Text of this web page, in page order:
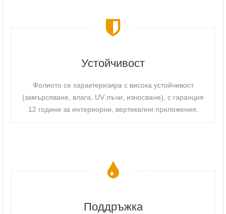
Устойчивост
Фолиото се характеризира с висока устойчивост
(замърсяване, влага, UV лъчи, износване), с гаранция
12 години за интериорни, вертикални приложения.
Поддръжка